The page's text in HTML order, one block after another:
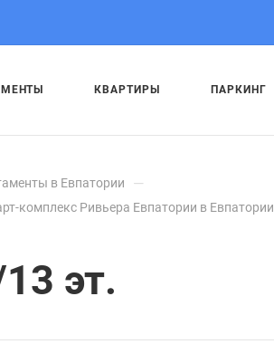
КВАРТИРЫ ПАРКИНГ
в Евпатории —
комплекс Ривьера Евпатории в Евпатории
эт.